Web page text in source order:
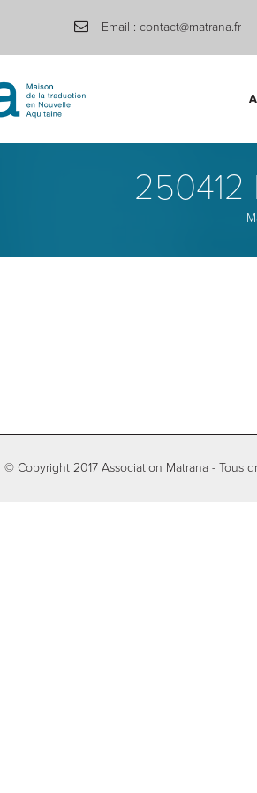
Email : contact@matrana.fr
250412
© Copyright 2017 Association Matrana - Tous